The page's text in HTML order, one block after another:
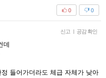
0
0
신고 | 공감 확인
데
들어가더라도 체급 자체가 낮아